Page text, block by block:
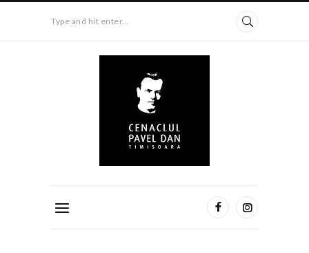
Type and hit enter...